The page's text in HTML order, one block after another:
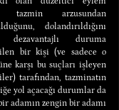
tazmin arzusundan
dolandırıldığını
duruma
bir kişi (ve sadece o
karşı bu suçları işleyen
tarafından, tazminatın
yol açacağı durumlar da
adamın zengin bir adamı